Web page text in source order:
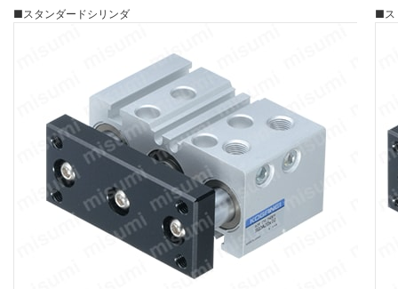
■スタンダードシリンダ ■ス